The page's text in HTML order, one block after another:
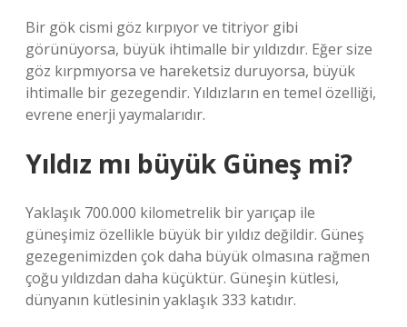
Bir gök cismi göz kırpıyor ve titriyor gibi
görünüyorsa, büyük ihtimalle bir yıldızdır. Eğer size
göz kırpmıyorsa ve hareketsiz duruyorsa, büyük
ihtimalle bir gezegendir. Yıldızların en temel özelliği,
evrene enerji yaymalarıdır.
Yıldız mı büyük Güneş mi?
Yaklaşık 700.000 kilometrelik bir yarıçap ile
güneşimiz özellikle büyük bir yıldız değildir. Güneş
gezegenimizden çok daha büyük olmasına rağmen
çoğu yıldızdan daha küçüktür. Güneşin kütlesi,
dünyanın kütlesinin yaklaşık 333 katıdır.